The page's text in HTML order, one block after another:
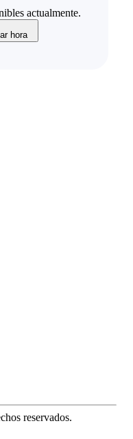
actualmente.
hora
reservados.